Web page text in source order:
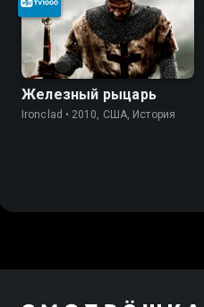
Железный рыцарь
Ironclad • 2010, США, История